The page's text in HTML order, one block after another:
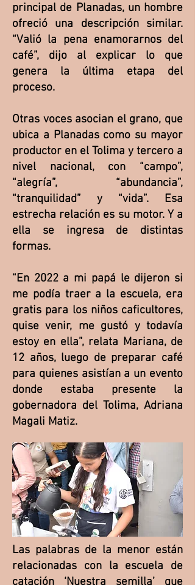
principal de Planadas, un hombre
ofreció una descripción similar.
“Valió la pena enamorarnos del
café”, dijo al explicar lo que
genera la última etapa del
proceso.
Otras voces asocian el grano, que
ubica a Planadas como su mayor
productor en el Tolima y tercero a
nivel nacional, con “campo”,
“alegría”, “abundancia”,
“tranquilidad” y “vida”. Esa
estrecha relación es su motor. Y a
ella se ingresa de distintas
formas.
“En 2022 a mi papá le dijeron si
me podía traer a la escuela, era
gratis para los niños caficultores,
quise venir, me gustó y todavía
estoy en ella”, relata Mariana, de
12 años, luego de preparar café
para quienes asistían a un evento
donde estaba presente la
gobernadora del Tolima, Adriana
Magali Matiz.
Las palabras de la menor están
relacionadas con la escuela de